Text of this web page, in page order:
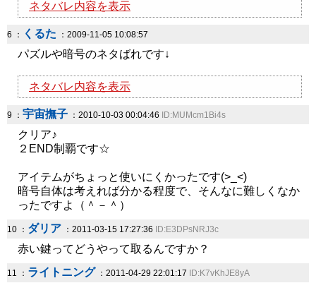
ネタバレ内容を表示
6 ： くるた ：2009-11-05 10:08:57
パズルや暗号のネタばれです↓
ネタバレ内容を表示
9 ： 宇宙撫子 ：2010-10-03 00:04:46 ID:MUMcm1Bi4s
クリア♪
２END制覇です☆
アイテムがちょっと使いにくかったです(>_<)
暗号自体は考えれば分かる程度で、そんなに難しくなか
ったですよ（＾－＾）
10 ： ダリア ：2011-03-15 17:27:36 ID:E3DPsNRJ3c
赤い鍵ってどうやって取るんですか？
11 ： ライトニング ：2011-04-29 22:01:17 ID:K7vKhJE8yA